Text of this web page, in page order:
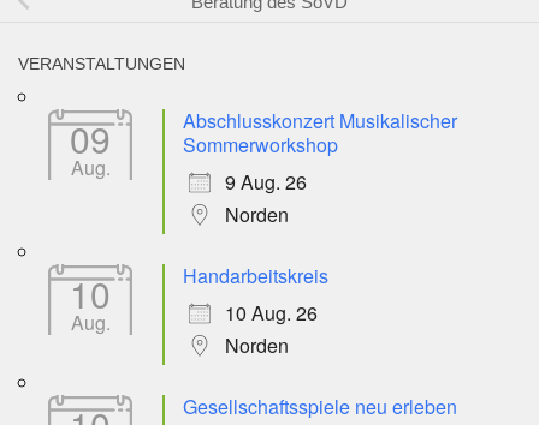
VERANSTALTUNGEN
09
Aug.
Abschlusskonzert Musikalischer
Sommerworkshop
9 Aug. 26
Norden
10
Aug.
Handarbeitskreis
10 Aug. 26
Norden
Gesellschaftsspiele neu erleben